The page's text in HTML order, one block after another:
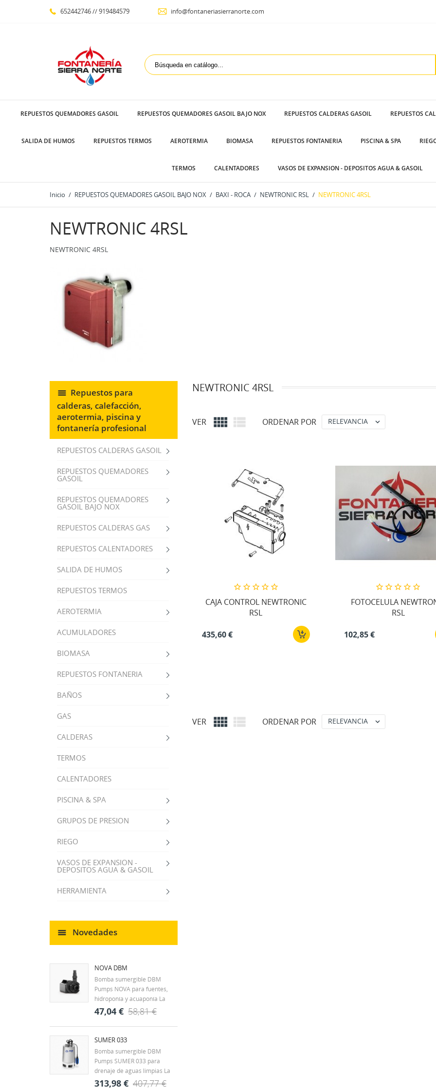
652442746 // 919484579 info@fontaneriasierranorte.com
REPUESTOS QUEMADORES GASOIL REPUESTOS QUEMADORES GASOIL BAJO NOX REPUESTOS CALDERAS GASOIL REPUESTOS
SALIDA DE HUMOS REPUESTOS TERMOS AEROTERMIA BIOMASA REPUESTOS FONTANERIA PISCINA & SPA
TERMOS CALENTADORES VASOS DE EXPANSION - DEPOSITOS AGUA & GASOIL
Inicio REPUESTOS QUEMADORES GASOIL BAJO NOX BAXI - ROCA NEWTRONIC RSL NEWTRONIC 4RSL
NEWTRONIC 4RSL
NEWTRONIC 4RSL
Repuestos para
calderas, calefacción,
aerotermia, piscina y
fontanería profesional
REPUESTOS CALDERAS GASOIL
REPUESTOS QUEMADORES
GASOIL
REPUESTOS QUEMADORES
GASOIL BAJO NOX
REPUESTOS CALDERAS GAS
REPUESTOS CALENTADORES
SALIDA DE HUMOS
REPUESTOS TERMOS
AEROTERMIA
ACUMULADORES
BIOMASA
REPUESTOS FONTANERIA
BAÑOS
GAS
CALDERAS
TERMOS
CALENTADORES
PISCINA & SPA
GRUPOS DE PRESION
RIEGO
VASOS DE EXPANSION -
DEPOSITOS AGUA & GASOIL
HERRAMIENTA
Novedades
NOVA DBM
Bomba sumergible DBM
Pumps NOVA para fuentes,
hidroponía y acuaponía La
DBM Pumps NOVA es una
bomba sumergible diseñada
para la circulación continua de
agua en fuentes
ornamentales, estanques y
pequeños sistemas
hidráulicos. Su tamaño
compacto y...
47,04 € 58,81 €
SUMER 033
Bomba sumergible DBM
Pumps SUMER 033 para
drenaje de aguas limpias La
DBM Pumps SUMER 033 es
313,98 € 407,77 €
NEWTRONIC 4RSL
VER   ORDENAR POR RELEVANCIA 
CAJA CONTROL NEWTRONIC
RSL
435,60 €
FOTOCELULA
RSL
102,85 €
VER   ORDENAR POR RELEVANCIA 